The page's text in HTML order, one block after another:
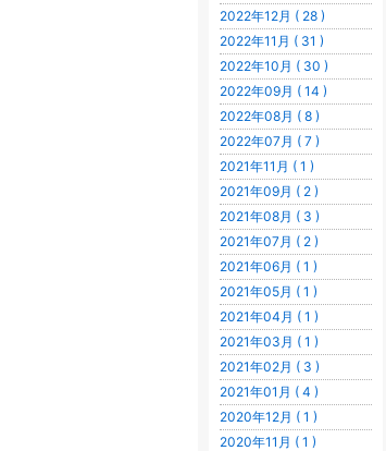
2022年12月 ( 28 )
2022年11月 ( 31 )
2022年10月 ( 30 )
2022年09月 ( 14 )
2022年08月 ( 8 )
2022年07月 ( 7 )
2021年11月 ( 1 )
2021年09月 ( 2 )
2021年08月 ( 3 )
2021年07月 ( 2 )
2021年06月 ( 1 )
2021年05月 ( 1 )
2021年04月 ( 1 )
2021年03月 ( 1 )
2021年02月 ( 3 )
2021年01月 ( 4 )
2020年12月 ( 1 )
2020年11月 ( 1 )